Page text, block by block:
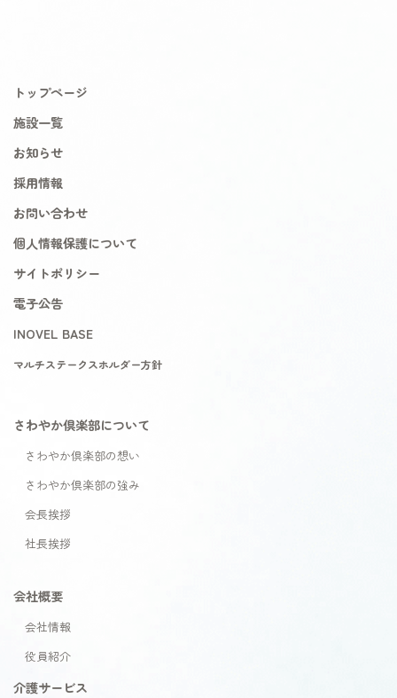
トップページ
施設一覧
お知らせ
採用情報
お問い合わせ
個人情報保護について
サイトポリシー
電子公告
INOVEL BASE
マルチステークスホルダー方針
さわやか倶楽部について
さわやか倶楽部の想い
さわやか倶楽部の強み
会長挨拶
社長挨拶
会社概要
会社情報
役員紹介
介護サービス